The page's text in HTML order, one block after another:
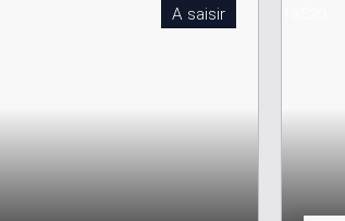
A saisir